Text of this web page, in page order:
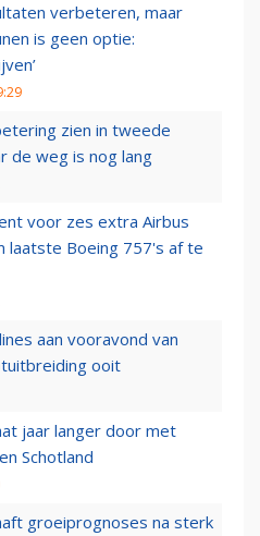
verbeteren, maar
is geen optie:
zien in tweede
de weg is nog lang
voor zes extra Airbus
laatste Boeing 757's af te
aan vooravond van
ooit
jaar langer door met
Schotland
groeiprognoses na sterk